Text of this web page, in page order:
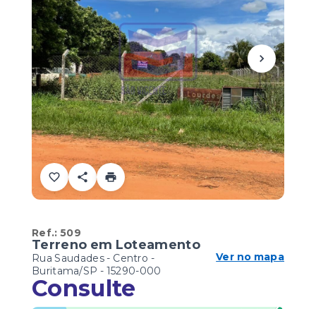
Ref.:509
Terreno em Loteamento
Rua Saudades - Centro -
Buritama/SP - 15290-000
Ver no mapa
Consulte